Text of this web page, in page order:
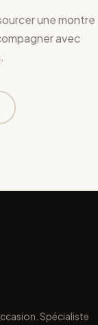
une montre
avec
Spécialiste